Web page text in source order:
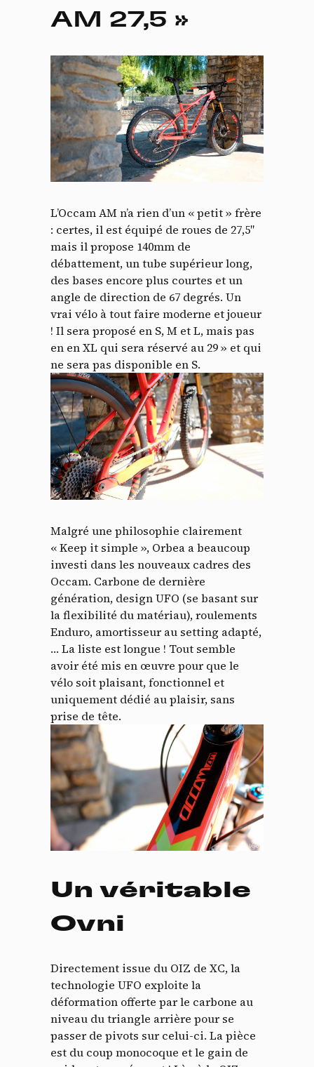
AM 27,5 »
L’Occam AM n’a rien d’un « petit » frère
: certes, il est équipé de roues de 27,5″
mais il propose 140mm de
débattement, un tube supérieur long,
des bases encore plus courtes et un
angle de direction de 67 degrés. Un
vrai vélo à tout faire moderne et joueur
! Il sera proposé en S, M et L, mais pas
en en XL qui sera réservé au 29 » et qui
ne sera pas disponible en S.
Malgré une philosophie clairement
« Keep it simple », Orbea a beaucoup
investi dans les nouveaux cadres des
Occam. Carbone de dernière
génération, design UFO (se basant sur
la flexibilité du matériau), roulements
Enduro, amortisseur au setting adapté,
… La liste est longue ! Tout semble
avoir été mis en œuvre pour que le
vélo soit plaisant, fonctionnel et
uniquement dédié au plaisir, sans
prise de tête.
Un véritable
Ovni
Directement issue du OIZ de XC, la
technologie UFO exploite la
déformation offerte par le carbone au
niveau du triangle arrière pour se
passer de pivots sur celui-ci. La pièce
est du coup monocoque et le gain de